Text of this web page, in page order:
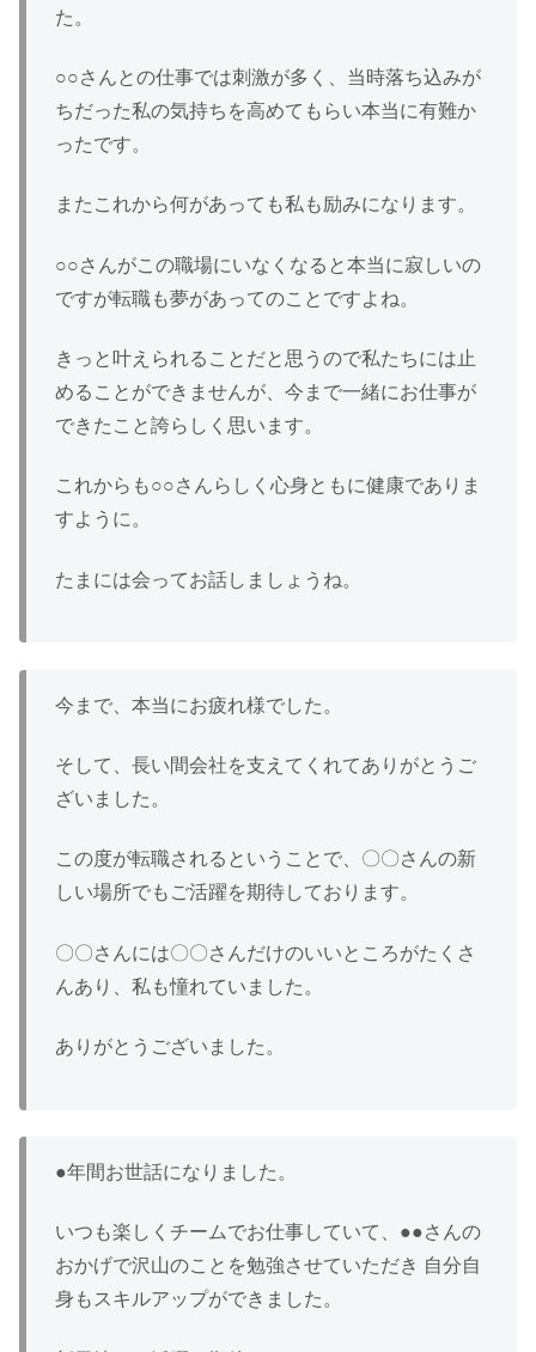
た。
○○さんとの仕事では刺激が多く、当時落ち込みが
ちだった私の気持ちを高めてもらい本当に有難か
ったです。
またこれから何があっても私も励みになります。
○○さんがこの職場にいなくなると本当に寂しいの
ですが転職も夢があってのことですよね。
きっと叶えられることだと思うので私たちには止
めることができませんが、今まで一緒にお仕事が
できたこと誇らしく思います。
これからも○○さんらしく心身ともに健康でありま
すように。
たまには会ってお話しましょうね。
今まで、本当にお疲れ様でした。
そして、長い間会社を支えてくれてありがとうご
ざいました。
この度が転職されるということで、〇〇さんの新
しい場所でもご活躍を期待しております。
〇〇さんには〇〇さんだけのいいところがたくさ
んあり、私も憧れていました。
ありがとうございました。
●年間お世話になりました。
いつも楽しくチームでお仕事していて、●●さんの
おかげで沢山のことを勉強させていただき 自分自
身もスキルアップができました。